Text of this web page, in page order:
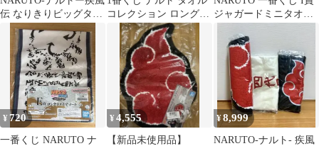
伝 なりきりビッグタオ
ル四代目火影ver.A 未
開封
コレクション ロングタ
オル ハンドタオル 桃地
再不斬
ジャガードミニタオル
¥ 720
一番くじ NARUTO ナ
¥4,555
【新品未使用品】
¥8,999
NARUTO-ナルト- 疾風